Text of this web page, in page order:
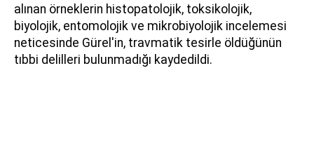
alınan örneklerin histopatolojik, toksikolojik,
biyolojik, entomolojik ve mikrobiyolojik incelemesi
neticesinde Gürel'in, travmatik tesirle öldüğünün
tıbbi delilleri bulunmadığı kaydedildi.